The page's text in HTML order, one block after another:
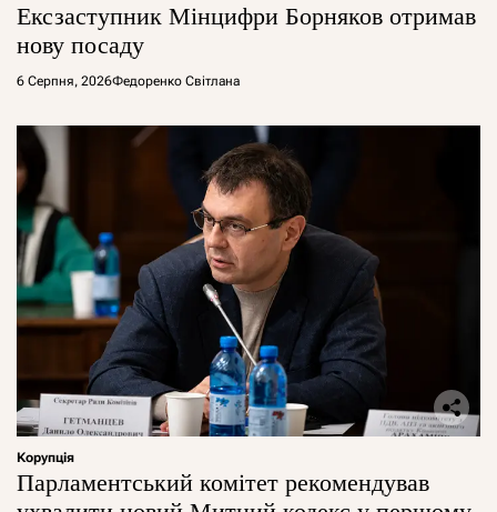
Ексзаступник Мінцифри Борняков отримав
нову посаду
6 Серпня, 2026Федоренко Світлана
Корупція
Парламентський комітет рекомендував